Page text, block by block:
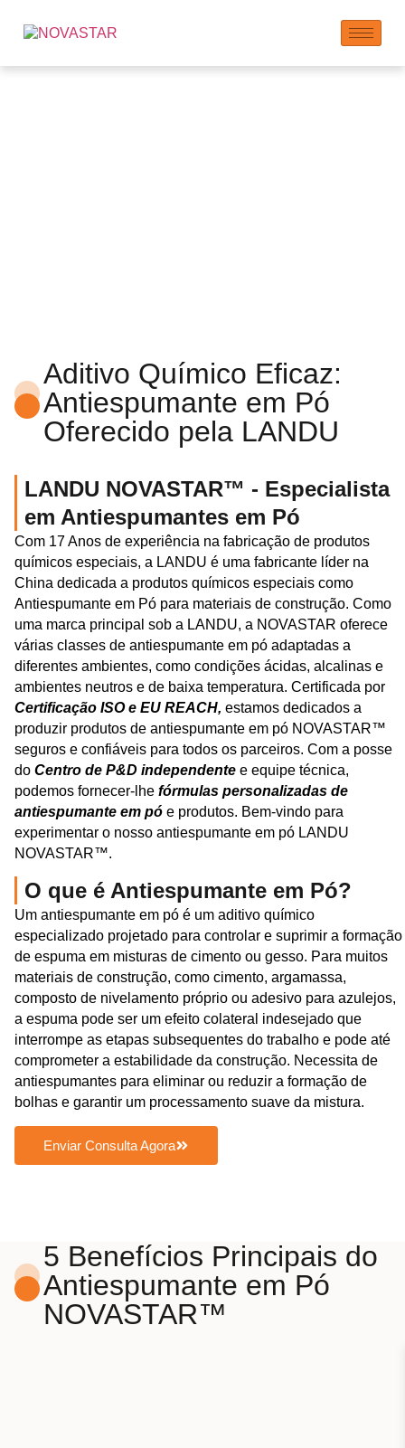
Aditivo Químico Eficaz:
Antiespumante em Pó
Oferecido pela LANDU
LANDU NOVASTAR™ - Especialista
em Antiespumantes em Pó
Com 17 Anos de experiência na fabricação de produtos
químicos especiais, a LANDU é uma fabricante líder na
China dedicada a produtos químicos especiais como
Antiespumante em Pó para materiais de construção. Como
uma marca principal sob a LANDU, a NOVASTAR oferece
várias classes de antiespumante em pó adaptadas a
diferentes ambientes, como condições ácidas, alcalinas e
ambientes neutros e de baixa temperatura. Certificada por
Certificação ISO e EU REACH, estamos dedicados a
produzir produtos de antiespumante em pó NOVASTAR™
seguros e confiáveis para todos os parceiros. Com a posse
do Centro de P&D independente e equipe técnica,
podemos fornecer-lhe fórmulas personalizadas de
antiespumante em pó e produtos. Bem-vindo para
experimentar o nosso antiespumante em pó LANDU
NOVASTAR™.
O que é Antiespumante em Pó?
Um antiespumante em pó é um aditivo químico
especializado projetado para controlar e suprimir a formação
de espuma em misturas de cimento ou gesso. Para muitos
materiais de construção, como cimento, argamassa,
composto de nivelamento próprio ou adesivo para azulejos,
a espuma pode ser um efeito colateral indesejado que
interrompe as etapas subsequentes do trabalho e pode até
comprometer a estabilidade da construção. Necessita de
antiespumantes para eliminar ou reduzir a formação de
bolhas e garantir um processamento suave da mistura.
Enviar Consulta Agora
5 Benefícios Principais do
Antiespumante em Pó
NOVASTAR™